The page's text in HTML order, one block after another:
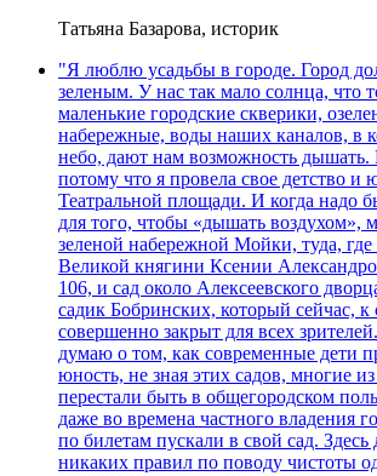
Татьяна Базарова, историк
"Я люблю усадьбы в городе. Город
зеленым. У нас так мало солнца, что
маленькие городские скверики,
набережные, воды наших каналов, в
небо, дают нам возможность дышать.
потому что я провела свое детство и
Театральной площади. И когда надо
для того, чтобы «дышать воздухом»,
зеленой набережной Мойки, туда,
Великой княгини Ксении
106, и сад около Алексеевского
садик Бобринских, который сейчас,
совершенно закрыт для всех
думаю о том, как современные дети
юность, не зная этих садов, многие
перестали быть в общегородском
даже во времена частного владения
по билетам пускали в свой сад.
никаких правил по поводу чистоты